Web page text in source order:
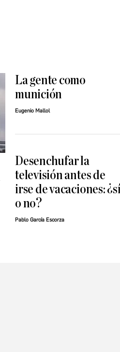
La gente como
munición
Eugenio Mallol
Desenchufar la
televisión antes de
irse de vacaciones: ¿sí
o no?
Pablo García Escorza